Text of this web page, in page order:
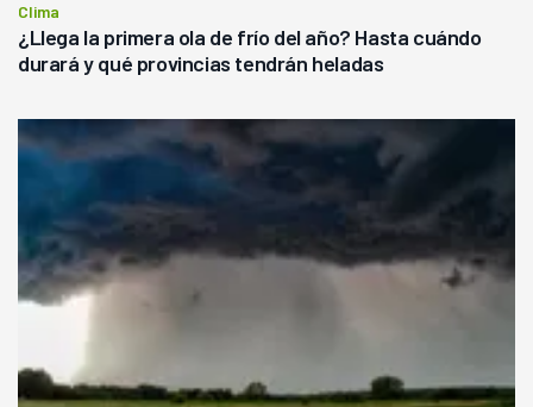
Clima
¿Llega la primera ola de frío del año? Hasta cuándo
durará y qué provincias tendrán heladas